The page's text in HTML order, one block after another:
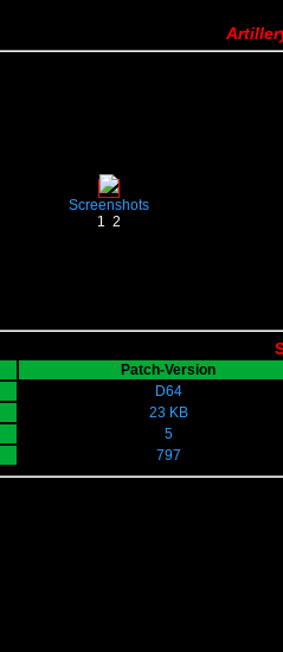
Screenshots
1 2
Patch-Version
D64
23 KB
5
797